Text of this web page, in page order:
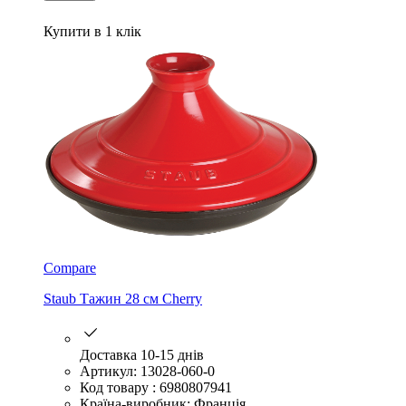
Купити в 1 клік
Compare
Staub Тажин 28 см Cherry
Доставка 10-15 днів
Артикул: 13028-060-0
Код товару : 6980807941